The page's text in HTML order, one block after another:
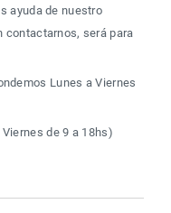
ayuda de nuestro
contactarnos, será para
Lunes a Viernes
de 9 a 18hs)